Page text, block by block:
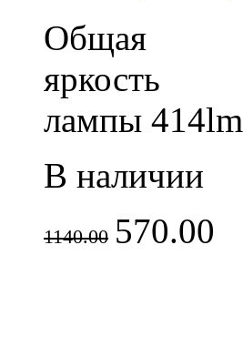
Общая
яркость
лампы 414lm
В наличии
1140.00 570.00